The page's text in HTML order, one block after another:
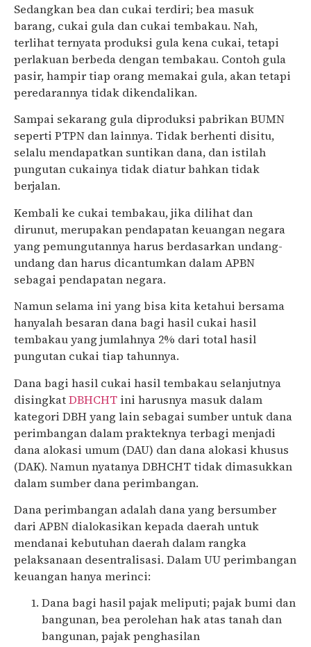
Sedangkan bea dan cukai terdiri; bea masuk
barang, cukai gula dan cukai tembakau. Nah,
terlihat ternyata produksi gula kena cukai, tetapi
perlakuan berbeda dengan tembakau. Contoh gula
pasir, hampir tiap orang memakai gula, akan tetapi
peredarannya tidak dikendalikan.
Sampai sekarang gula diproduksi pabrikan BUMN
seperti PTPN dan lainnya. Tidak berhenti disitu,
selalu mendapatkan suntikan dana, dan istilah
pungutan cukainya tidak diatur bahkan tidak
berjalan.
Kembali ke cukai tembakau, jika dilihat dan
dirunut, merupakan pendapatan keuangan negara
yang pemungutannya harus berdasarkan undang-
undang dan harus dicantumkan dalam APBN
sebagai pendapatan negara.
Namun selama ini yang bisa kita ketahui bersama
hanyalah besaran dana bagi hasil cukai hasil
tembakau yang jumlahnya 2% dari total hasil
pungutan cukai tiap tahunnya.
Dana bagi hasil cukai hasil tembakau selanjutnya
disingkatDBHCHT ini harusnya masuk dalam
kategori DBH yang lain sebagai sumber untuk dana
perimbangan dalam prakteknya terbagi menjadi
dana alokasi umum (DAU) dan dana alokasi khusus
(DAK). Namun nyatanya DBHCHT tidak dimasukkan
dalam sumber dana perimbangan.
Dana perimbangan adalah dana yang bersumber
dari APBN dialokasikan kepada daerah untuk
mendanai kebutuhan daerah dalam rangka
pelaksanaan desentralisasi. Dalam UU perimbangan
keuangan hanya merinci:
Dana bagi hasil pajak meliputi; pajak bumi dan
bangunan, bea perolehan hak atas tanah dan
bangunan, pajak penghasilan